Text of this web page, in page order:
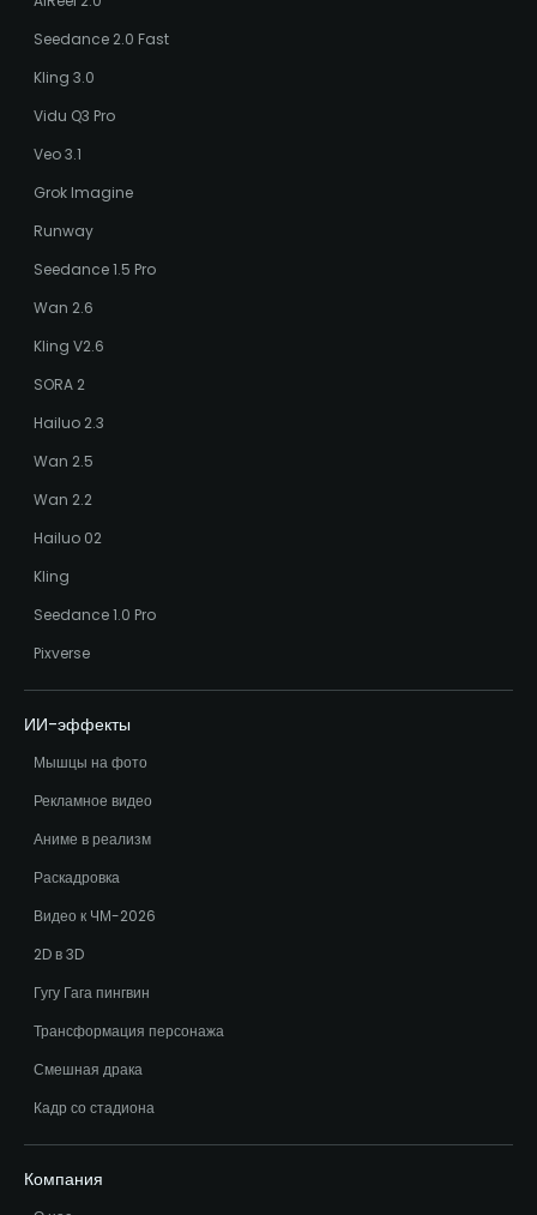
Seedance 2.0 Fast
Kling 3.0
Vidu Q3 Pro
Veo 3.1
Grok Imagine
Runway
Seedance 1.5 Pro
Wan 2.6
Kling V2.6
SORA 2
Hailuo 2.3
Wan 2.5
Wan 2.2
Hailuo 02
Kling
Seedance 1.0 Pro
Pixverse
ИИ-эффекты
Мышцы на фото
Рекламное видео
Аниме в реализм
Раскадровка
Видео к ЧМ-2026
2D в 3D
Гугу Гага пингвин
Трансформация персонажа
Смешная драка
Кадр со стадиона
Компания